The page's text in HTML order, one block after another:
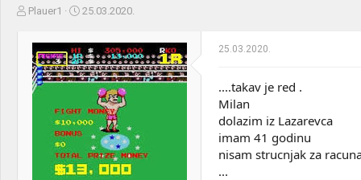
Z
e
n
Plauer1
D
u
m
p
k
r
e
t
a
25.03.2020.
25.03.2020.
....takav je red .
Milan
dolazim iz Lazarevca
imam 41 godinu
nisam strucnjak za
...